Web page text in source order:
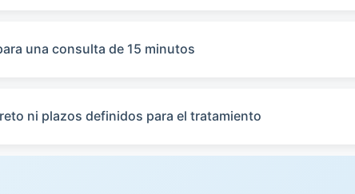
una consulta de 15 minutos
ni plazos definidos para el tratamiento